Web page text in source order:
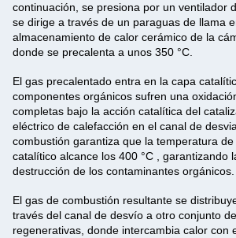
continuación, se presiona por un ventilador
se dirige a través de un paraguas de llama
almacenamiento de calor cerámico de la
donde se precalenta a unos 350 °C.
El gas precalentado entra en la capa
componentes orgánicos sufren una
completas bajo la acción catalítica del
eléctrico de calefacción en el canal de
combustión garantiza que la temperatura
catalítico alcance los 400 °C , garantizando
destrucción de los contaminantes orgánicos.
El gas de combustión resultante se
través del canal de desvío a otro conjunto
regenerativas, donde intercambia calor con